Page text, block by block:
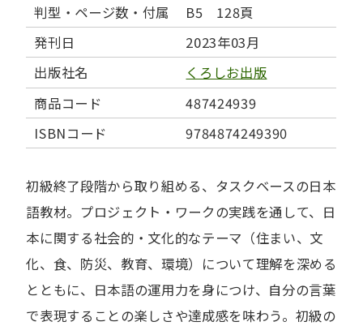
判型・ページ数・付属
B5 128頁
発刊日
2023年03月
出版社名
くろしお出版
商品コード
487424939
ISBNコード
9784874249390
初級終了段階から取り組める、タスクベースの日本
語教材。プロジェクト・ワークの実践を通して、日
本に関する社会的・文化的なテーマ（住まい、文
化、食、防災、教育、環境）について理解を深める
とともに、日本語の運用力を身につけ、自分の言葉
で表現することの楽しさや達成感を味わう。初級の